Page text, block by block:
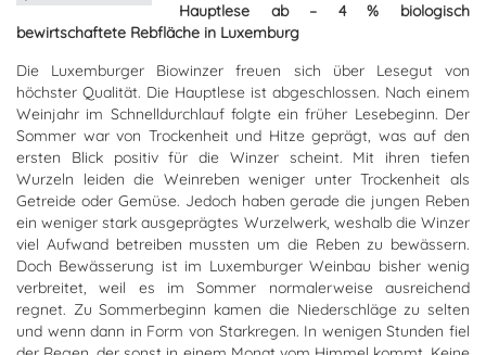
Hauptlese ab – 4 % biologisch
bewirtschaftete Rebfläche in Luxemburg
Die Luxemburger Biowinzer freuen sich über Lesegut von
höchster Qualität. Die Hauptlese ist abgeschlossen. Nach einem
Weinjahr im Schnelldurchlauf folgte ein früher Lesebeginn. Der
Sommer war von Trockenheit und Hitze geprägt, was auf den
ersten Blick positiv für die Winzer scheint. Mit ihren tiefen
Wurzeln leiden die Weinreben weniger unter Trockenheit als
Getreide oder Gemüse. Jedoch haben gerade die jungen Reben
ein weniger stark ausgeprägtes Wurzelwerk, weshalb die Winzer
viel Aufwand betreiben mussten um die Reben zu bewässern.
Doch Bewässerung ist im Luxemburger Weinbau bisher wenig
verbreitet, weil es im Sommer normalerweise ausreichend
regnet. Zu Sommerbeginn kamen die Niederschläge zu selten
und wenn dann in Form von Starkregen. In wenigen Stunden fiel